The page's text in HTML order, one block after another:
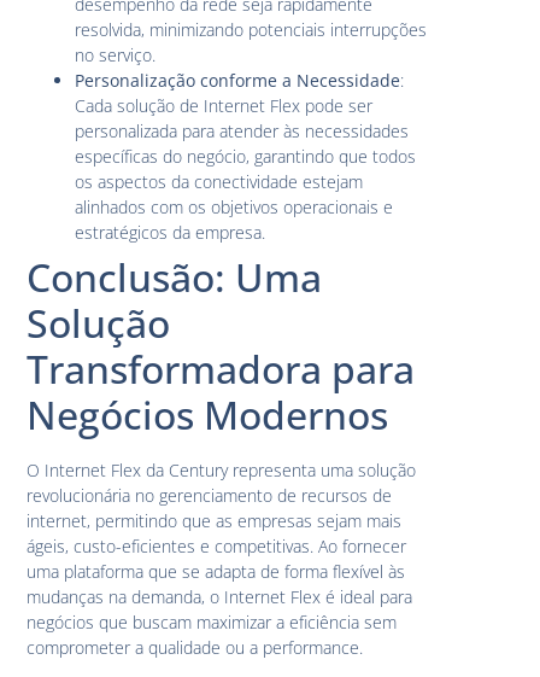
resolvida, minimizando potenciais interrupções
no serviço.
Personalização conforme a Necessidade:
Cada solução de Internet Flex pode ser
personalizada para atender às necessidades
específicas do negócio, garantindo que todos
os aspectos da conectividade estejam
alinhados com os objetivos operacionais e
estratégicos da empresa.
Conclusão: Uma
Solução
Transformadora para
Negócios Modernos
O Internet Flex da Century representa uma solução
revolucionária no gerenciamento de recursos de
internet, permitindo que as empresas sejam mais
ágeis, custo-eficientes e competitivas. Ao fornecer
uma plataforma que se adapta de forma flexível às
mudanças na demanda, o Internet Flex é ideal para
negócios que buscam maximizar a eficiência sem
comprometer a qualidade ou a performance.